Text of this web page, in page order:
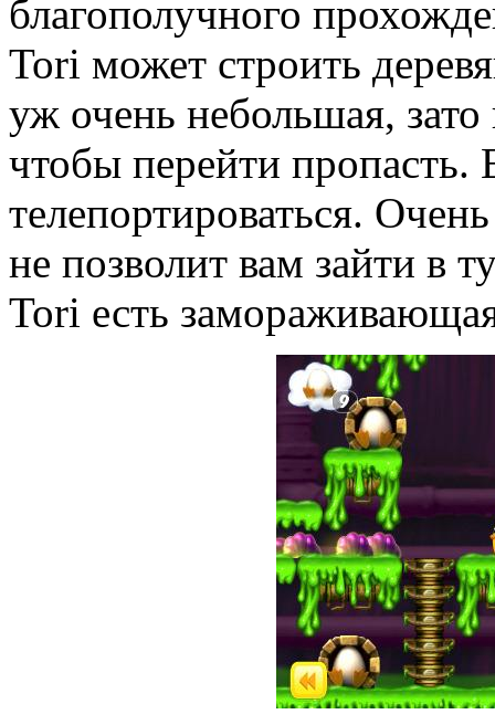
благополучного
Tori может строить
уж очень небольшая, зато
чтобы перейти
телепортироваться.
не позволит вам зайти в
Tori есть